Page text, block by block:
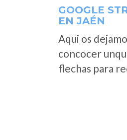
GOOGLE
EN JAÉN
Aqui os
concocer
flechas para